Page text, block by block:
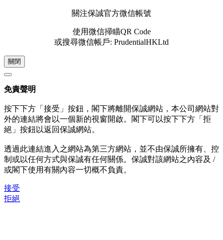
關注保誠官方微信帳號
使用微信掃瞄QR Code
或搜尋微信帳戶: PrudentialHKLtd
關閉
免責聲明
按下下方「接受」按鈕，閣下將離開保誠網站，本公司網站對
外的連結將會以一個新的視窗開啟。閣下可以按下下方「拒
絕」按鈕以返回保誠網站。
透過此連結進入之網站為第三方網站，並不由保誠所擁有、控
制或以任何方式與保誠有任何關係。保誠對該網站之內容及 /
或閣下使用有關內容一切概不負責。
接受
拒絕